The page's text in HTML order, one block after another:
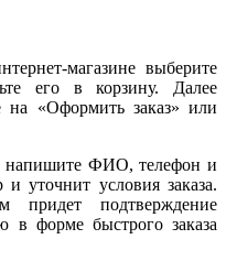
магазине выберите
его в корзину. Далее
«Оформить заказ» или
напишите ФИО, телефон и
уточнит условия заказа.
придет подтверждение
в форме быстрого заказа